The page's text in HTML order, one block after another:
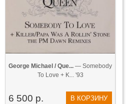
George Michael / Que... — Somebody
To Love + K... '93
6 500 р. В КОРЗИНУ